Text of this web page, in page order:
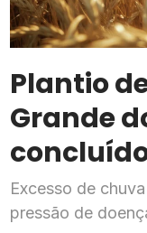
Plantio
Grande
Excesso de
pressão de